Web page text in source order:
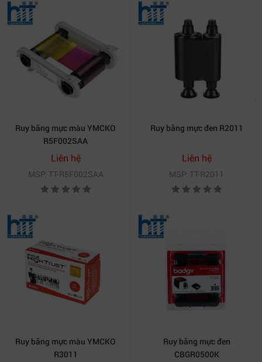
Ruy băng mực màu YMCKO
R5F002SAA
Liên hệ
MSP: TT-R5F002SAA
Ruy băng mực đen R2011
Liên hệ
MSP: TT-R2011
Ruy băng mực màu YMCKO
R3011
Ruy băng mực đen
CBGR0500K